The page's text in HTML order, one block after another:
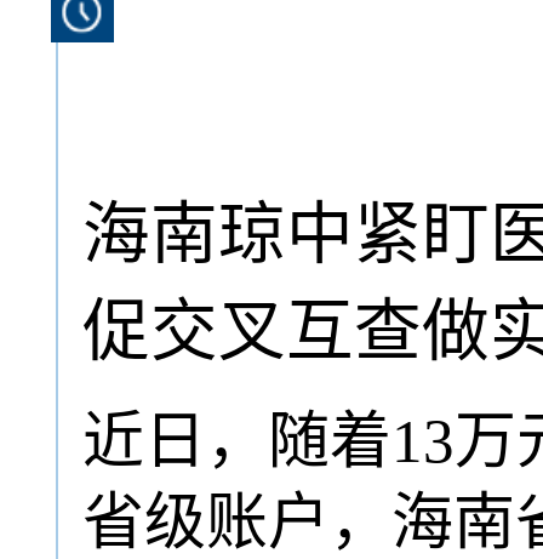
海南琼中紧盯
促交叉互查做
近日，随着13
省级账户，海南